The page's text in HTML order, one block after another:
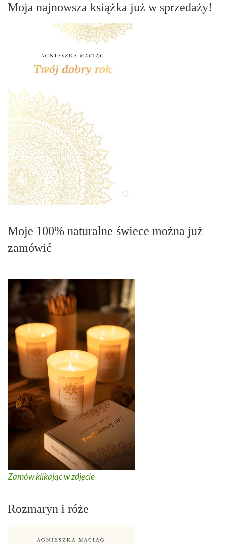
Moja najnowsza książka już w sprzedaży!
Moje 100% naturalne świece można już
zamówić
Zamów klikając w zdjęcie
Rozmaryn i róże